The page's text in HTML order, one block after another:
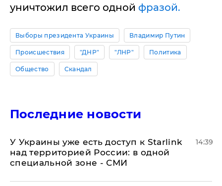
уничтожил всего одной фразой.
Выборы президента Украины Владимир Путин
Происшествия "ДНР" "ЛНР" Политика
Общество Скандал
Последние новости
У Украины уже есть доступ к Starlink
над территорией России: в одной
специальной зоне - СМИ
14:39